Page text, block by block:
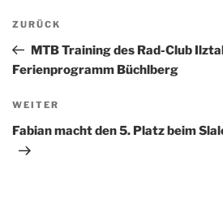
Beitragsnavigation
Vorheriger
Beitrag
ZURÜCK
MTB Training des Rad-Club
Ferienprogramm Büchlberg
Nächster
Beitrag
WEITER
Fabian macht den 5. Platz beim